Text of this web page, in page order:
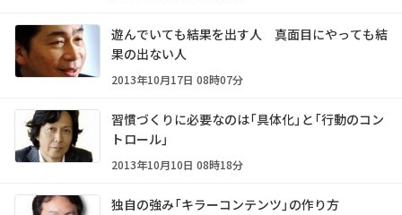
遊んでいても結果を出す人 真面目にやっても結
果の出ない人
2013年10月17日 08時07分
習慣づくりに必要なのは「具体化」と「行動のコン
トロール」
2013年10月10日 08時18分
独自の強み「キラーコンテンツ」の作り方